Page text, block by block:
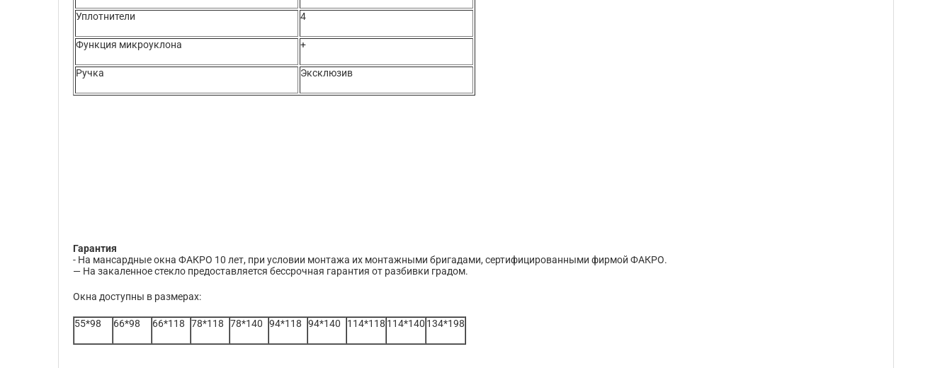
Уплотнители 4
Функция микроуклона +
Ручка Эксклюзив
Гарантия
- На мансардные окна ФАКРО 10 лет, при условии монтажа их монтажными бригадами, сертифицированными фирмой ФАКРО.
— На закаленное стекло предоставляется бессрочная гарантия от разбивки градом.
Окна доступны в размерах:
55*98 66*98 66*118 78*118 78*140 94*118 94*140 114*118 114*140 134*198